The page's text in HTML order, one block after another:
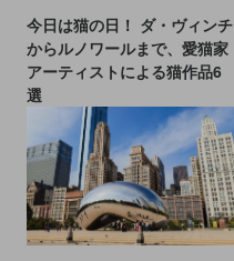
今日は猫の日！ ダ・ヴィンチ
からルノワールまで、愛猫家
アーティストによる猫作品6
選